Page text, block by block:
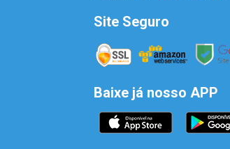
Site Seguro
Baixe já nosso APP